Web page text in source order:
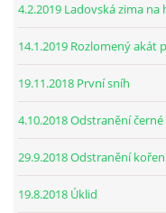
4.2.2019 Ladovská zima na
14.1.2019 Rozlomený akát
19.11.2018 První sníh
4.10.2018 Odstranění
29.9.2018 Odstranění
19.8.2018 Úklid